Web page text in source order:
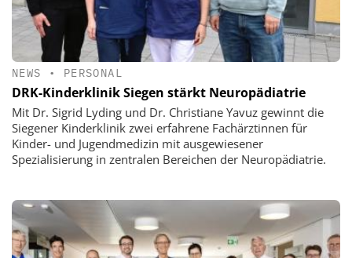
NEWS • PERSONAL
DRK-Kinderklinik Siegen stärkt Neuropädiatrie
Mit Dr. Sigrid Lyding und Dr. Christiane Yavuz gewinnt die
Siegener Kinderklinik zwei erfahrene Fachärztinnen für
Kinder- und Jugendmedizin mit ausgewiesener
Spezialisierung in zentralen Bereichen der Neuropädiatrie.